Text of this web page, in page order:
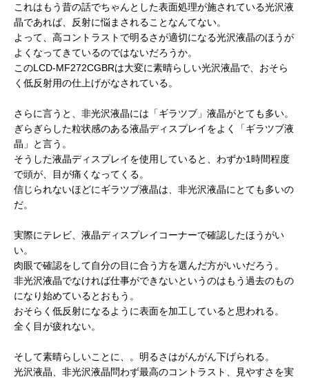
これはもう昔の話でちゃんとした表面処理が施されている光沢液
晶であれば、反射に悩まされることなんてない。
よって、高コントラストで明るさが適切になる光沢液晶のほうが
よくなってきているのではないだろうか。
このLCD-MF272CGBRは大変に素晴らしい光沢液晶で、おそら
く低反射用の仕上げがなされている。
さらに言うと、非光沢液晶には「ギラツブ」液晶がとても多い。
ぎらぎらした粒状感のある液晶ディスプレイをよく「ギラツブ液
晶」と言う。
そうした液晶ディスプレイを使用していると、わずか1時間程度
で頭が、目が痛くなってくる。
信じられないほどにギラツブ液晶は、非光沢液晶にとても多いの
だ。
実際にテレビ、液晶ディスプレイコーナーで確認したほうがい
い。
肉眼で確認をして自分の目に合う方を選んだ方がいいだろう。
非光沢液晶でなければ仕事ができないというのはもう過去のもの
になり始めているとおもう。
おそらく低反射になるように表面を加工していると思われる。
全く目が疲れない。
そして素晴らしいことに、。明るさはがんがん下げられる。
光沢液晶、非光沢液晶問わず最高のコントラスト、見やすさを実